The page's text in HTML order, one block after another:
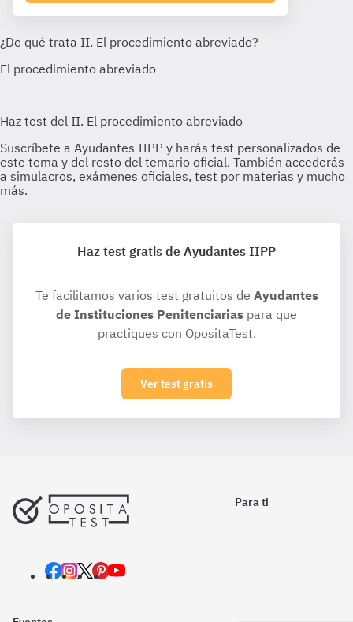
Haz test gratis de Ayudantes IIPP
Te facilitamos varios test gratuitos de Ayudantes
de Instituciones Penitenciarias para que
practiques con OpositaTest.
Ver test gratis
Para ti